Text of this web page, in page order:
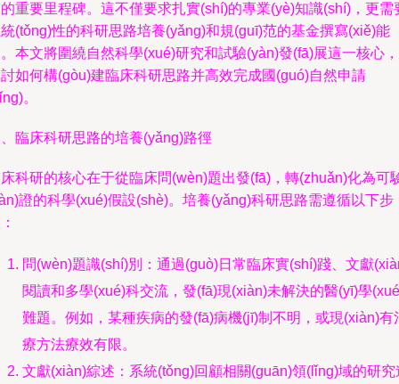
重要里程碑。這不僅要求扎實(shí)的專業(yè)知識(shí)，更需
(tǒng)性的科研思路培養(yǎng)和規(guī)范的基金撰寫(xiě)能
本文將圍繞自然科學(xué)研究和試驗(yàn)發(fā)展這一核心，
如何構(gòu)建臨床科研思路并高效完成國(guó)自然申請
。
臨床科研思路的培養(yǎng)路徑
科研的核心在于從臨床問(wèn)題出發(fā)，轉(zhuǎn)化為可
證的科學(xué)假設(shè)。培養(yǎng)科研思路需遵循以下步
問(wèn)題識(shí)別：通過(guò)日常臨床實(shí)踐、文獻
閱讀和多學(xué)科交流，發(fā)現(xiàn)未解決的醫(yī)學
難題。例如，某種疾病的發(fā)病機(jī)制不明，或現(xiàn)有
療方法療效有限。
文獻(xiàn)綜述：系統(tǒng)回顧相關(guān)領(lǐng)域的研究